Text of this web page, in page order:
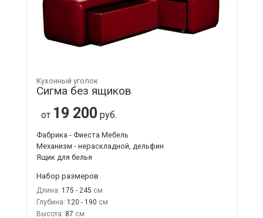
Кухонный уголок
Сигма без ящиков
от 19 200 руб.
Фабрика - Фиеста Мебель
Механизм - нераскладной, дельфин
Ящик для белья
Набор размеров
Длина: 175 - 245
Глубина: 120 - 190
Высота: 87